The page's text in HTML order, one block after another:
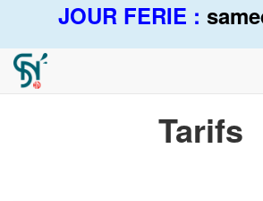
JOUR FERIE :
Tarifs